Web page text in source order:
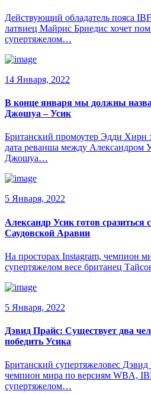
Действующий обладатель пояса
латвиец Майрис Бриедис хочет
супертяжелом…
14 Января, 2022
В конце января мы должны
Джошуа – Усик
Британский промоутер Эдди Хирн
дата реванша между Александром
Джошуа…
5 Января, 2022
Александр Усик готов
Саудовской Аравии
На просторах Instagram, чемпион
супертяжелом весе британец
5 Января, 2022
Дэвид Прайс: Существует два
победить Усика
Британский супертяжеловес Дэвид
чемпион мира по версиям WBA,
супертяжелом…